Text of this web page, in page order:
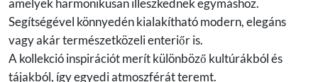
amelyek harmonikusan illeszkednek egymáshoz.
Segítségével könnyedén kialakítható modern, elegáns
vagy akár természetközeli enteriőr is.
A kollekció inspirációt merít különböző kultúrákból és
tájakból, így egyedi atmoszférát teremt.